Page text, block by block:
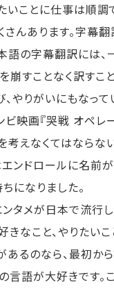
ことに仕事は順調
んあります。字幕翻
語の字幕翻訳には、
崩すことなく訳すこ
やりがいにもなって
映画『哭戦 オペレ
考えなくてはならな
ンドロールに名前
になりました。
タメが日本で流行し
なこと、やりたいこ
あるのなら、最初か
言語が大好きです。